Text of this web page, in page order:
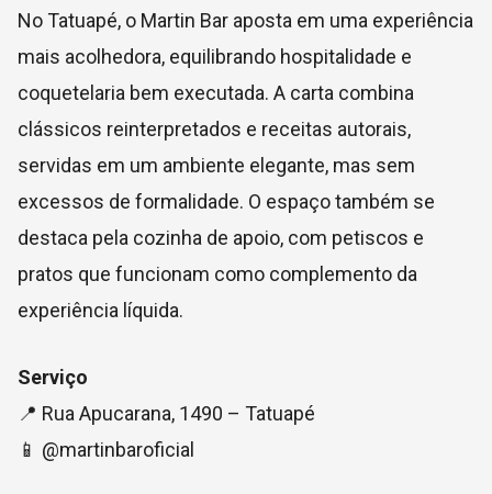
No Tatuapé, o Martin Bar aposta em uma experiência
mais acolhedora, equilibrando hospitalidade e
coquetelaria bem executada. A carta combina
clássicos reinterpretados e receitas autorais,
servidas em um ambiente elegante, mas sem
excessos de formalidade. O espaço também se
destaca pela cozinha de apoio, com petiscos e
pratos que funcionam como complemento da
experiência líquida.
Serviço
📍 Rua Apucarana, 1490 – Tatuapé
📱 @martinbaroficial